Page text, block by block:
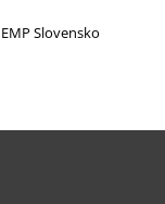
EMP Slovensko